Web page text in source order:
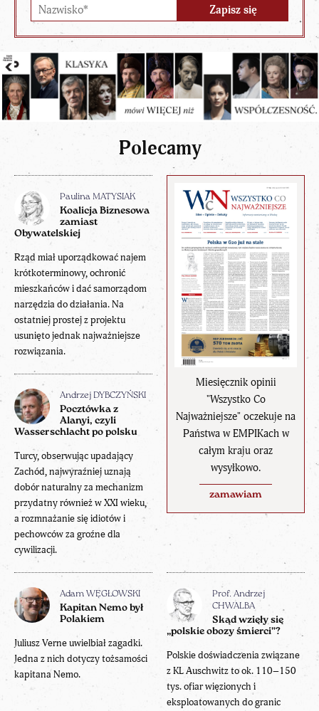
Polecamy
Miesięcznik opinii
"Wszystko Co
Najważniejsze" oczekuje na
Państwa w EMPIKach w
całym kraju oraz
wysyłkowo.
zamawiam
Paulina MATYSIAK
Koalicja Biznesowa
zamiast
Obywatelskiej
Rząd miał uporządkować najem
krótkoterminowy, ochronić
mieszkańców i dać samorządom
narzędzia do działania. Na
ostatniej prostej z projektu
usunięto jednak najważniejsze
rozwiązania.
Andrzej DYBCZYŃSKI
Pocztówka z
Alanyi, czyli
Wasserschlacht po polsku
Turcy, obserwując upadający
Zachód, najwyraźniej uznają
dobór naturalny za mechanizm
przydatny również w XXI wieku,
a rozmnażanie się idiotów i
pechowców za groźne dla
cywilizacji.
Adam WĘGŁOWSKI
Kapitan Nemo był
Polakiem
Juliusz Verne uwielbiał zagadki.
Jedna z nich dotyczy tożsamości
kapitana Nemo.
Prof. Andrzej
CHWALBA
Skąd wzięły się
„polskie obozy śmierci”?
Polskie doświadczenia związane
z KL Auschwitz to ok. 110–150
tys. ofiar więzionych i
eksploatowanych do granic